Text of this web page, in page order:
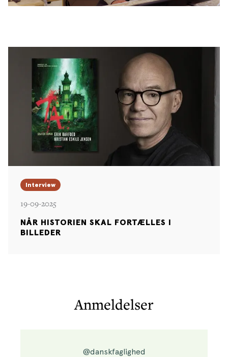
Interview
19-09-2025
NÅR HISTORIEN SKAL FORTÆLLES I
BILLEDER
Anmeldelser
@danskfaglighed